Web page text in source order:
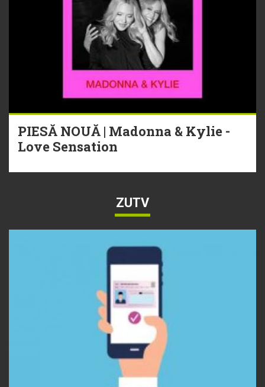
PIESĂ NOUĂ | Madonna & Kylie -
Love Sensation
ZUTV